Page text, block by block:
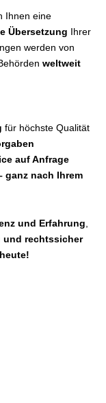
Ihnen eine
Übersetzung Ihrer
werden von
weltweit
für höchste Qualität
auf Anfrage
ganz nach Ihrem
und Erfahrung
und rechtssicher